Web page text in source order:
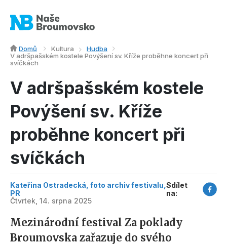
Domů Kultura
Hudba
V adršpašském kostele Povýšení sv. Kříže proběhne koncert při
svíčkách
V adršpašském kostele
Povýšení sv. Kříže
proběhne koncert při
svíčkách
Kateřina Ostradecká, foto archiv festivalu,
PR
Čtvrtek, 14. srpna 2025
Sdílet
na:
Mezinárodní festival Za poklady
Broumovska zařazuje do svého